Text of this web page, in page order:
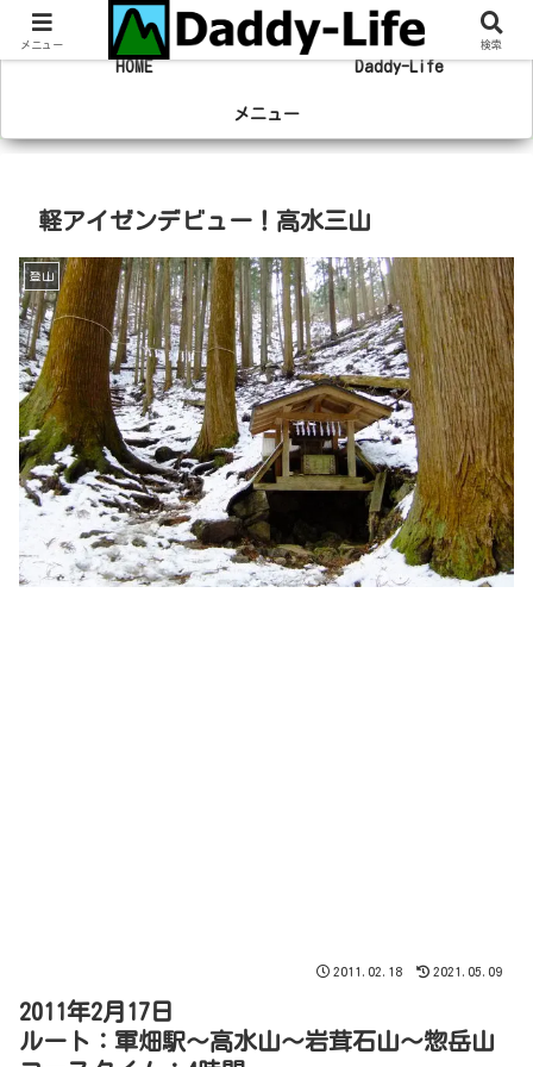
趣味の登山やマラソン、旅行の事を綴るブログ
HOME Daddy-Life
メニュー
軽アイゼンデビュー！高水三山
登山
2011.02.18 2021.05.09
2011年2月17日
ルート：軍畑駅～高水山～岩茸石山～惣岳山
メニュー 検索